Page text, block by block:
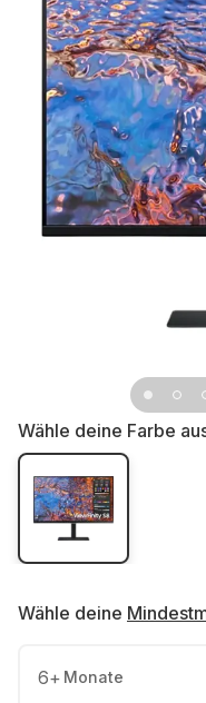
Wähle deine Farbe
Wähle deine
6+ Monate